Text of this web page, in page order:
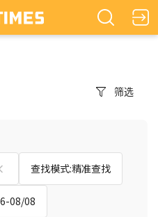
筛选
查找模式:精准查找
08/08